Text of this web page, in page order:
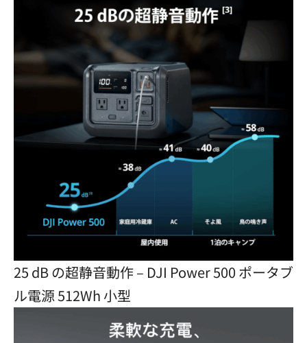
25 dB の超静音動作 – DJI Power 500 ポータブ
ル電源 512Wh 小型